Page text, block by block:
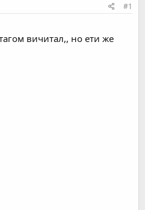
#1
вичитал,, но ети же